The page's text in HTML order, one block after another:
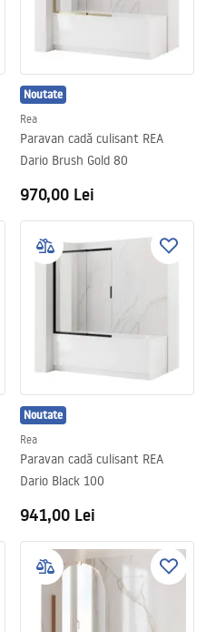
Noutate
Rea
Paravan cadă culisant REA
Dario Brush Gold 80
970,00 Lei
Noutate
Rea
Paravan cadă culisant REA
Dario Black 100
941,00 Lei